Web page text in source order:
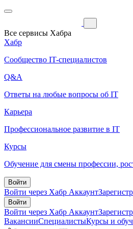
Все сервисы Хабра
Хабр
Сообщество IT-специалистов
Q&A
Ответы на любые вопросы об IT
Карьера
Профессиональное развитие в IT
Курсы
Обучение для смены профессии,
Войти
Войти через Хабр Аккаунт
Войти
Войти через Хабр Аккаунт
ВакансииСпециалистыКурсы и